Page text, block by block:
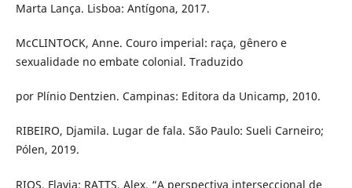
Marta Lança. Lisboa: Antígona, 2017.
McCLINTOCK, Anne. Couro imperial: raça, gênero e
sexualidade no embate colonial. Traduzido
por Plínio Dentzien. Campinas: Editora da Unicamp, 2010.
RIBEIRO, Djamila. Lugar de fala. São Paulo: Sueli Carneiro;
Pólen, 2019.
RIOS, Flavia; RATTS, Alex. “A perspectiva interseccional de